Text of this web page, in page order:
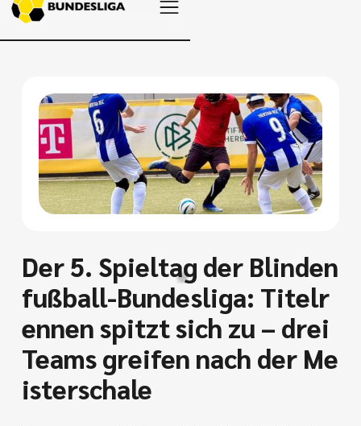
Der 5. Spieltag der Blinden
fußball-Bundesliga: Titelr
ennen spitzt sich zu – drei
Teams greifen nach der Me
isterschale